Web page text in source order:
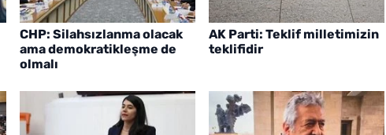
CHP: Silahsızlanma olacak
ama demokratikleşme de
olmalı
AK Parti: Teklif milletimizin
teklifidir